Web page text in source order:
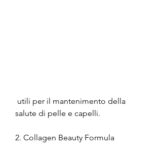
salute di pelle e capelli.
2. Collagen Beauty Formula